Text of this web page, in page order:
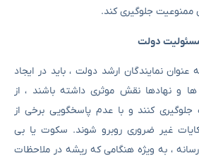
ممنوعیت جلوگیری کند.
دولت
به عنوان نمایندگان ارشد دولت ، باید در ایجاد
و نهادها نقش موثری داشته باشند ، از
کنند و با عدم پاسخگویی برخی از
غیر ضروری روبرو شوند. سکوت یا بی
، به ویژه هنگامی که ریشه در ملاحظات